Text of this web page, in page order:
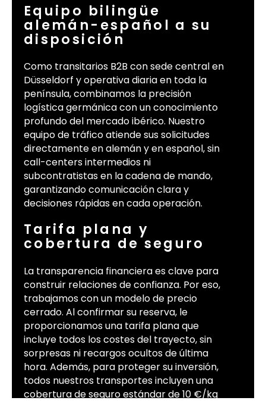
Equipo bilingüe
alemán-español a su
disposición
Como transitarios B2B con sede central en
Düsseldorf y operativa diaria en toda la
península, combinamos la precisión
logística germánica con un conocimiento
profundo del mercado ibérico. Nuestro
equipo de tráfico atiende sus solicitudes
directamente en alemán y en español, sin
call-centers intermedios ni
subcontratistas en la cadena de mando,
garantizando comunicación clara y
decisiones rápidas en cada operación.
Tarifa plana y
cobertura de seguro
La transparencia financiera es clave para
construir relaciones de confianza. Por eso,
trabajamos con un modelo de precio
cerrado. Al confirmar su reserva, le
proporcionamos una tarifa plana que
incluye todos los costes del trayecto, sin
sorpresas ni recargos ocultos de última
hora. Además, para proteger su inversión,
todos nuestros transportes incluyen una
cobertura de seguro estándar de 10 €/kg